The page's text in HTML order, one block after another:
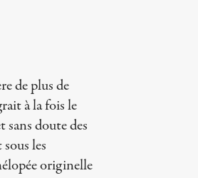
de plus de
à la fois le
sans doute des
les
originelle